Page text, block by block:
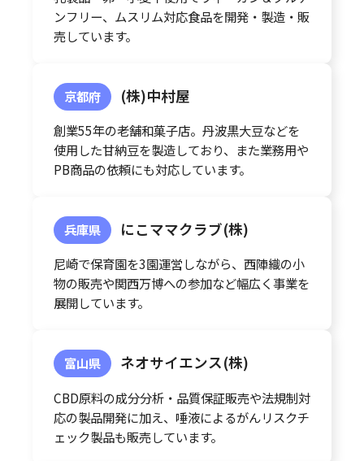
ンフリー、ムスリム対応食品を開発・製造・販
売しています。
京都府 (株)中村屋
創業55年の老舗和菓子店。丹波黒大豆などを
使用した甘納豆を製造しており、また業務用や
PB商品の依頼にも対応しています。
兵庫県 にこママクラブ(株)
尼崎で保育園を3園運営しながら、西陣織の小
物の販売や関西万博への参加など幅広く事業を
展開しています。
富山県 ネオサイエンス(株)
CBD原料の成分分析・品質保証販売や法規制対
応の製品開発に加え、唾液によるがんリスクチ
ェック製品も販売しています。